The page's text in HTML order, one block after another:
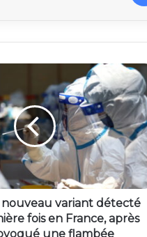
nouveau variant détecté
fois en France, après
une flambée